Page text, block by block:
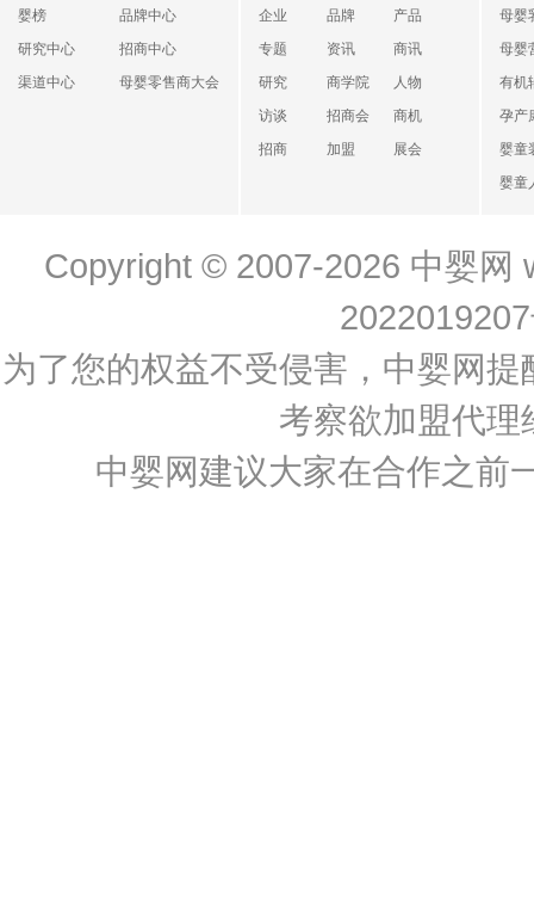
婴榜
品牌中心
研究中心
招商中心
渠道中心
母婴零售商大会
企业 品牌
产品
专题
资讯
商讯
研究
商学院
人物
访谈
招商会
商机
招商
加盟 展会
母婴
母婴
有机
孕产
婴童
婴童
Copyright © 2007-2026 中婴网
为了您的权益不受侵害，中婴网
考察欲加盟代理
中婴网建议大家在合作之前